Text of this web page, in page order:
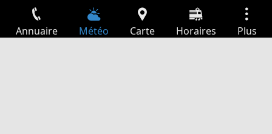
Annuaire Météo Carte Horaires Plus